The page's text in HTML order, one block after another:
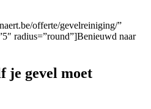
offerte/gevelreiniging/”
radius=”round”]Benieuwd naar
je gevel moet